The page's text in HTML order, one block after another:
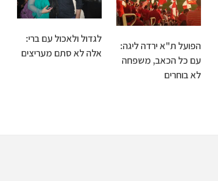
הפועל ת"א ירדה ליגה:
עם כל הכאב, משפחה
לא בוחרים
לגדול ולאכול עם ברי:
אלה לא סתם מעריצים